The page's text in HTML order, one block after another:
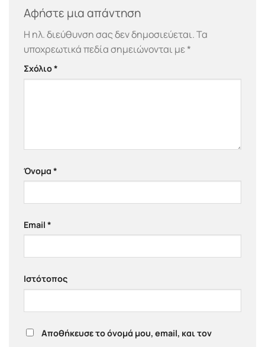
Αφήστε μια απάντηση
Η ηλ. διεύθυνση σας δεν δημοσιεύεται.Τα
υποχρεωτικά πεδία σημειώνονται με*
Σχόλιο*
Όνομα *
Email *
Ιστότοπος
Αποθήκευσε το όνομά μου, email, και τον